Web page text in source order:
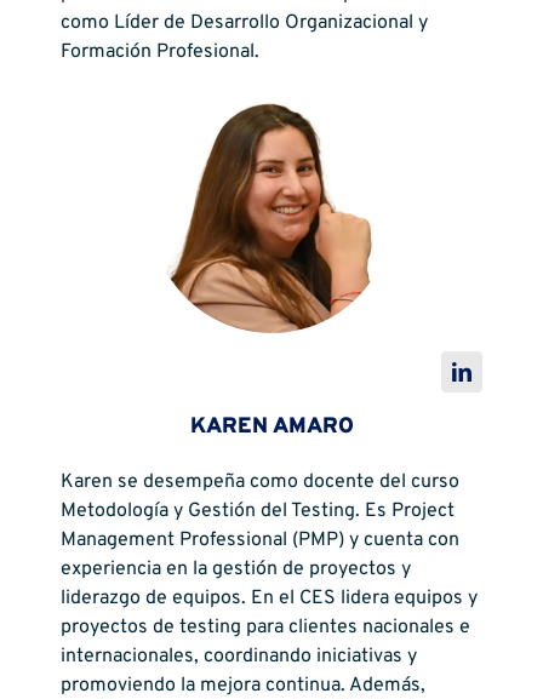
como Líder de Desarrollo Organizacional y
Formación Profesional.
KAREN AMARO
Karen se desempeña como docente del curso
Metodología y Gestión del Testing. Es Project
Management Professional (PMP) y cuenta con
experiencia en la gestión de proyectos y
liderazgo de equipos. En el CES lidera equipos y
proyectos de testing para clientes nacionales e
internacionales, coordinando iniciativas y
promoviendo la mejora continua. Además,